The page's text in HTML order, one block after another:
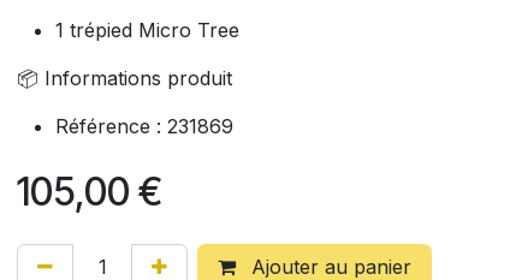
1 trépied Micro Tree
📦 Informations produit
Référence : 231869
105,00 €
Ajouter au panier